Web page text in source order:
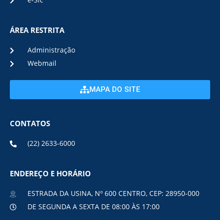
ÁREA RESTRITA
Administração
Webmail
MAPA DO SITE
CONTATOS
(22) 2633-6000
ENDEREÇO E HORÁRIO
ESTRADA DA USINA, Nº 600 CENTRO, CEP: 28950-000
DE SEGUNDA A SEXTA DE 08:00 ÀS 17:00